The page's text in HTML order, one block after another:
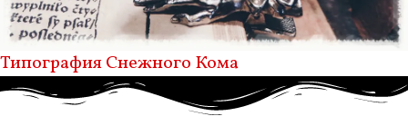
Типография Снежного Кома